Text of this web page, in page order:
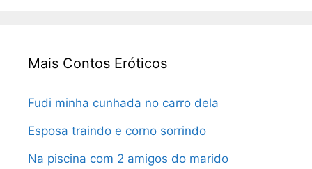
Mais Contos Eróticos
Fudi minha cunhada no carro dela
Esposa traindo e corno sorrindo
Na piscina com 2 amigos do marido